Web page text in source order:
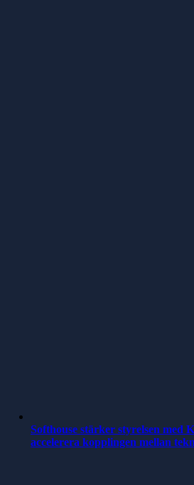
Softhouse stärker styrelsen med
accelerera kopplingen mellan